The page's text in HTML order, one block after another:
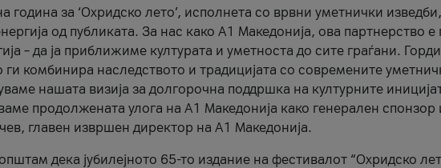
година за ‘Охридско лето’, исполнета со врвни уметнички
од публиката. За нас како A1 Македонија, ова партнерство е
– да ја приближиме културата и уметноста до сите граѓани.
комбинира наследството и традицијата со современите
нашата визија за долгорочна поддршка на културните
продолжената улога на A1 Македонија како генерален
главен извршен директор на A1 Македонија.
дека јубилејното 65-то издание на фестивалот “Охридско